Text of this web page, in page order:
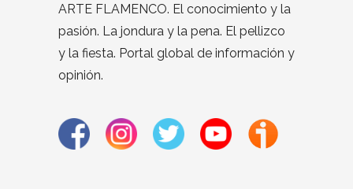
ARTE FLAMENCO. El conocimiento y la
pasión. La jondura y la pena. El pellizco
y la fiesta. Portal global de información y
opinión.